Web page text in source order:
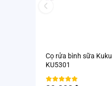
Cọ rửa bình sữa Kuku
KU5301